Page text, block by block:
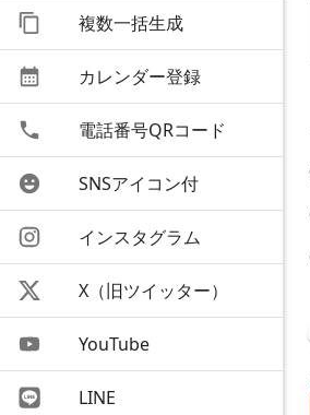
複数一括生成
カレンダー登録
電話番号QRコード
SNSアイコン付
インスタグラム
X（旧ツイッター）
YouTube
LINE